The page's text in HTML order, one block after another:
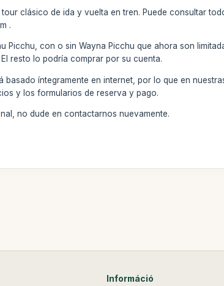
clásico de ida y vuelta en tren. Puede consultar
.
Picchu, con o sin Wayna Picchu que ahora son
resto lo podría comprar por su cuenta.
basado íntegramente en internet, por lo que en
y los formularios de reserva y pago.
no dude en contactarnos nuevamente.
Információ